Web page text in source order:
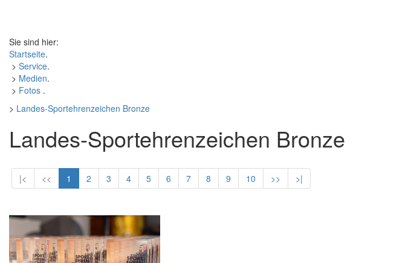
Sie sind hier:
Startseite.
> Service.
> Medien.
> Fotos .
> Landes-Sportehrenzeichen Bronze
Landes-Sportehrenzeichen Bronze
|< << 1 2 3 4 5 6 7 8 9 10 >> >|